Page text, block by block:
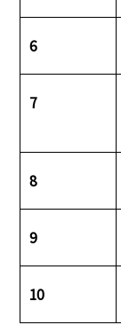
6
7
8
9
10